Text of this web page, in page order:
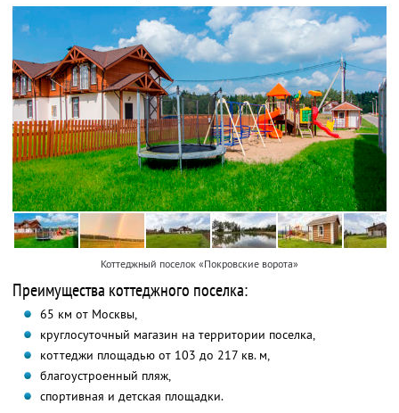
Коттеджный поселок «Покровские ворота»
Преимущества коттеджного поселка:
65 км от Москвы,
круглосуточный магазин на территории поселка,
коттеджи площадью от 103 до 217 кв. м,
благоустроенный пляж,
спортивная и детская площадки.